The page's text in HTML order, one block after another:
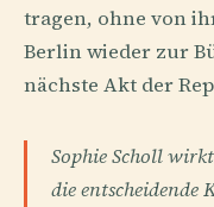
tragen, ohne von
Berlin wieder zur
nächste Akt der
Sophie Scholl
die